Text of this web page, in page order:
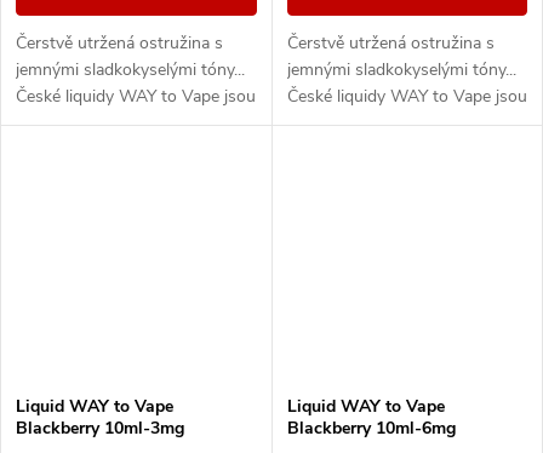
Čerstvě utržená ostružina s
jemnými sladkokyselými tóny...
České liquidy WAY to Vape jsou
díky vyváženému poměru
Čerstvě utržená ostružina s
jemnými sladkokyselými tóny...
České liquidy WAY to Vape jsou
díky vyváženému poměru
Liquid WAY to Vape
Blackberry 10ml-3mg
Liquid WAY to Vape
Blackberry 10ml-6mg